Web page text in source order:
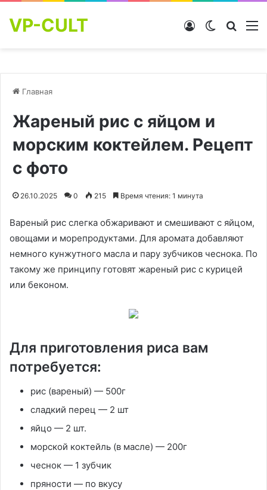
VP-CULT Switch skin
Войти
Главная
Жареный рис с яйцом и
морским коктейлем. Рецепт
с фото
26.10.2025 0 215 Время чтения: 1 минута
Вареный рис слегка обжаривают и смешивают с яйцом,
овощами и морепродуктами. Для аромата добавляют
немного кунжутного масла и пару зубчиков чеснока. По
такому же принципу готовят жареный рис с курицей
или беконом.
Для приготовления риса вам
потребуется:
рис (вареный) — 500г
сладкий перец — 2 шт
яйцо — 2 шт.
морской коктейль (в масле) — 200г
чеснок — 1 зубчик
пряности — по вкусу